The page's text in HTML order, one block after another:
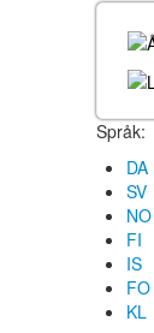
Språk:
DA
SV
NO
FI
IS
FO
KL